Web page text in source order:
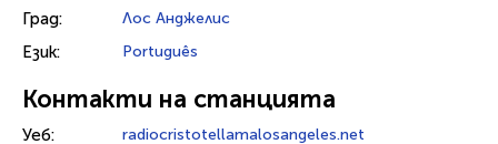
Град: Лос Анджелис
Език: Português
Контакти на станцията
Уеб: radiocristotellamalosangeles.net